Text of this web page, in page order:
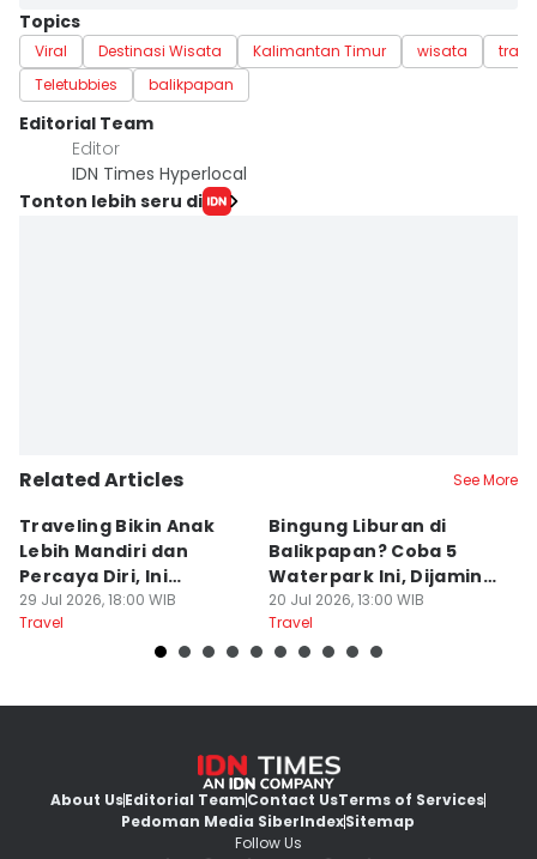
Topics
Viral Destinasi Wisata Kalimantan Timur wisata
Teletubbies
balikpapan
Editorial Team
Editor
IDN Times Hyperlocal
Tonton lebih seru di
Related Articles See More
Traveling Bikin Anak
Lebih Mandiri dan
Percaya Diri, Ini
Penjelasan Psikolog
29 Jul 2026, 18:00 WIB
Travel
Bingung Liburan di
Balikpapan? Coba 5
Waterpark Ini, Dijamin
Bikin Betah
20 Jul 2026, 13:00 WIB
Travel
About UsEditorial TeamContact UsTerms of Services
Pedoman Media SiberIndexSitemap
Follow Us